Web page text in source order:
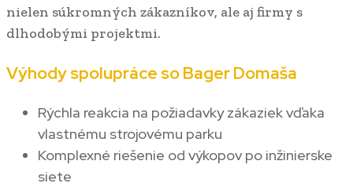
nielen súkromných zákazníkov, ale aj firmy s
dlhodobými projektmi.
Výhody spolupráce soBager Domaša
Rýchla reakcia na požiadavky zákaziek vďaka
vlastnému strojovému parku
Komplexné riešenie od výkopov po inžinierske
siete